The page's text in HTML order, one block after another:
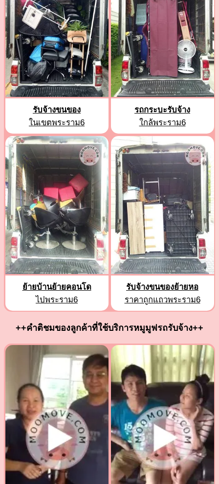
รับจ้างขนของ
ในเขตพระราม6
รถกระบะรับจ้าง
ใกล้พระราม6
ย้ายบ้านย้ายคอนโด
ไปพระราม6
รับจ้างขนของย้ายหอ
ราคาถูกแถวพระราม6
++คำติชมของลูกค้าที่ใช้บริการหมูมูฟรถรับจ้าง++